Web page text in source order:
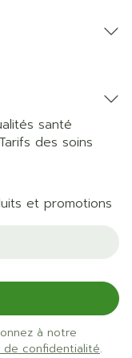
santé
Tarifs des soins
et promotions
à notre
de confidentialité.